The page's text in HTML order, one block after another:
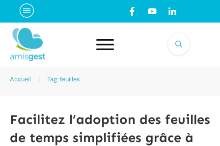
Accueil | Tag: feuilles
Facilitez l’adoption des feuilles
de temps simplifiées grâce à